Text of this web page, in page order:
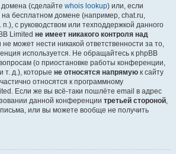
(сделайте whois lookup) или, если
бесплатном домене (например, chat.ru,
п.), с руководством или техподдержкой данного
Limited не имеет никакого контроля над
не может нести никакой ответственности за то,
используется. Не обращайтесь к phpBB
(о приостановке работы конференции,
т. д.), которые не относятся напрямую к сайту
относятся к программному
Если же вы всё-таки пошлёте email в адрес
данной конференции третьей стороной,
или вы можете вообще не получить